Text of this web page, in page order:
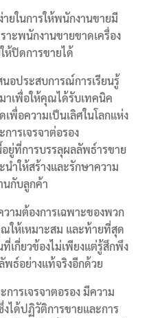
ายในการให้พนักงานขายมี
าะพนักงานขายขาดเครื่อง
ห้ปิดการขายได้
อประสบการณ์การเรียนรู้
าเพื่อให้คุณได้รับเทคนิค
พื่อความเป็นเลิศในโลกแห่ง
ารเจรจาต่อรอง
ยู่ที่การบรรลุผลลัพธ์ารขาย
ำให้สร้างและรักษาความ
กับลูกค้า
ามต้องการเฉพาะของพวก
ให้เหมาะสม และท้ายที่สุด
เกี่ยวข้องไม่เพียงแต่รู้สึกพึง
ธ์อย่างแท้จริงอีกด้วย
ารเจรจาตอรอง มีความ
ได้ปฏิวัติการขายและการ